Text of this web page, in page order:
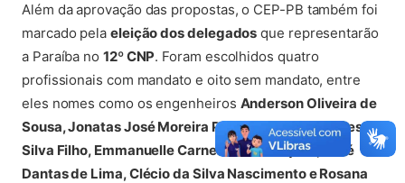
Além da aprovação das propostas, o CEP-PB também foi
marcado pela eleição dos delegados que representarão
a Paraíba no 12º CNP. Foram escolhidos quatro
profissionais com mandato e oito sem mandato, entre
eles nomes como os engenheiros Anderson Oliveira de
Sousa, Jonatas José Moreira Pessôa, Edvaldo Nunes da
Silva Filho, Emmanuelle Carneiro de Mesquita, José
Dantas de Lima, Clécio da Silva Nascimento e Rosana